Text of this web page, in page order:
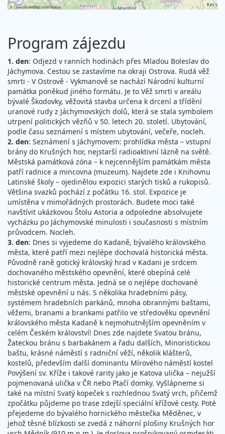
©OpenStreetMapcontributors
Program zájezdu
1. den: Odjezd v ranních hodinách přes Mladou Boleslav do
Jáchymova. Cestou se zastavíme na okraji Ostrova. Rudá věž
smrti - V Ostrově - Vykmanově se nachází Národní kulturní
památka poněkud jiného formátu. Je to Věž smrti v areálu
bývalé Škodovky, věžovitá stavba určena k drcení a třídění
uranové rudy z Jáchymovských dolů, která se stala symbolem
utrpení politických vězňů v 50. letech 20. století. Ubytování,
podle času seznámení s místem ubytování, večeře, nocleh.
2. den: Seznámení s Jáchymovem: prohlídka města – vstupní
brány do Krušných hor, nejstarší radioaktivní lázně na světě.
Městská památková zóna – k nejcennějším památkám města
patří radnice a mincovna (muzeum). Najdete zde i Knihovnu
Latinské školy – ojedinělou expozici starých tisků a rukopisů.
Většina svazků pochází z počátku 16. stol. Expozice je
umístěna v mimořádných prostorách. Budete moci také
navštívit ukázkovou Štolu Astoria a odpoledne absolvujete
vycházku po Jáchymovské minulosti i současnosti s místním
průvodcem. Nocleh.
3. den: Dnes si vyjedeme do Kadaně, bývalého královského
města, které patří mezi nejlépe dochovalá historická města.
Původně raně gotický královský hrad v Kadani je srdcem
dochovaného městského opevnění, které obepíná celé
historické centrum města. Jedná se o nejlépe dochované
městské opevnění u nás. S několika hradebními pásy,
systémem hradebních parkánů, mnoha obrannými baštami,
věžemi, branami a brankami patřilo ve středověku opevnění
královského města Kadaně k nejmohutnějším opevněním v
celém Českém království! Dnes zde najdete Svatou bránu,
Žateckou bránu s barbakánem a řadu dalších, Minoristickou
baštu, krásné náměstí s radniční věží, několik klášterů,
kostelů, především další dominantu Mírového náměstí kostel
Povýšení sv. Kříže i takové rarity jako je Katova ulička – nejužší
pojmenovaná ulička v ČR nebo Ptačí domky. Vyšlápneme si
také na místní Svatý kopeček s rozhlednou Svatý vrch, přičemž
zpočátku půjdeme po trase zdejší speciální křížové cesty. Poté
přejedeme do bývalého hornického městečka Měděnec, v
jehož těsné blízkosti se zvedá z náhorní plošiny Krušných hor